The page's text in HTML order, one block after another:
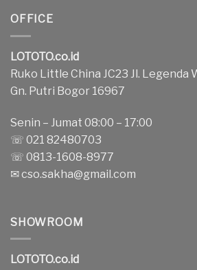
OFFICE
LOTOTO.co.id
Ruko Little China JC23 Jl. Legenda
Gn. Putri Bogor 16967
Senin – Jumat 08:00 – 17:00
☏ 021 82480703
☏ 0813-1608-8977
✉cso.sakha@gmail.com
SHOWROOM
LOTOTO.co.id